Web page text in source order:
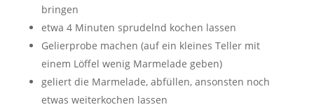
bringen
etwa 4 Minuten sprudelnd kochen lassen
Gelierprobe machen (auf ein kleines Teller mit
einem Löffel wenig Marmelade geben)
geliert die Marmelade, abfüllen, ansonsten noch
etwas weiterkochen lassen